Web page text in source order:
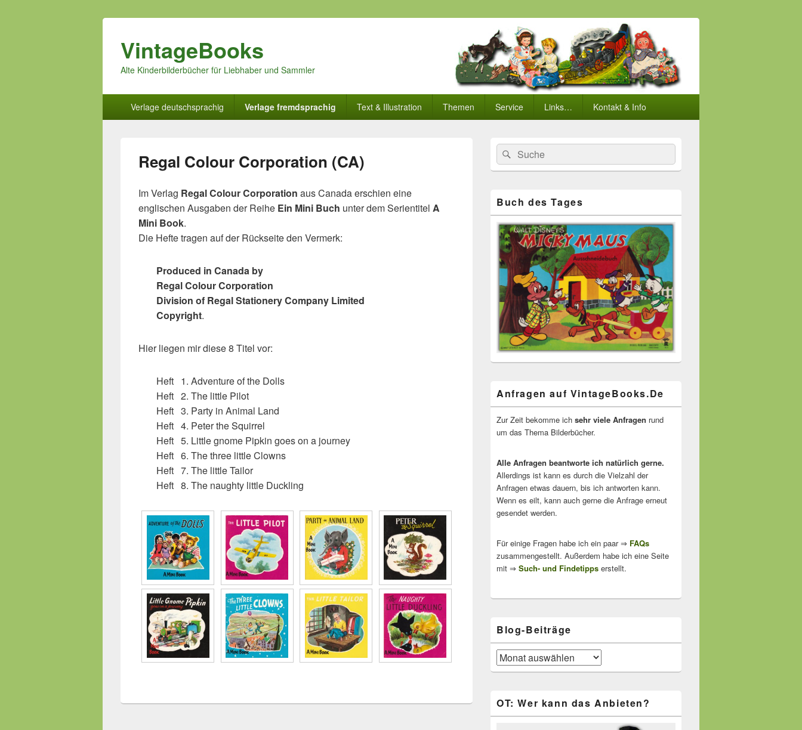
VintageBooks
Alte Kinderbilderbücher für Liebhaber und Sammler
Verlage deutschsprachig Verlage fremdsprachig Text & Illustration Themen Service Links… Kontakt & Info
Regal Colour Corporation (CA)
Im Verlag Regal Colour Corporation aus Canada erschien eine
englischen Ausgaben der Reihe Ein Mini Buch unter dem Serientitel A
Mini Book.
Die Hefte tragen auf der Rückseite den Vermerk:
Produced in Canada by
Regal Colour Corporation
Division of Regal Stationery Company Limited
Copyright.
Hier liegen mir diese 8 Titel vor:
Heft 1. Adventure of the Dolls
Heft 2. The little Pilot
Heft 3. Party in Animal Land
Heft 4. Peter the Squirrel
Heft 5. Little gnome Pipkin goes on a journey
Heft 6. The three little Clowns
Heft 7. The little Tailor
Heft 8. The naughty little Duckling
Primärer
Seitenleisten
Widget-
Bereich
Search
for:
Suche
Buch des Tages
Anfragen auf VintageBooks.De
Zur Zeit bekomme ich sehr viele Anfragen rund
um das Thema Bilderbücher.
Alle Anfragen beantworte ich natürlich gerne.
Allerdings ist kann es durch die Vielzahl der
Anfragen etwas dauern, bis ich antworten kann.
Wenn es eilt, kann auch gerne die Anfrage erneut
gesendet werden.
Für einige Fragen habe ich ein paar ⇒ FAQs
zusammengestellt. Außerdem habe ich eine Seite
mit ⇒ Such- und Findetipps erstellt.
Blog-Beiträge
Blog-
Beiträge
OT: Wer kann das Anbieten?